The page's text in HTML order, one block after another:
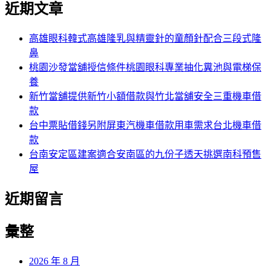
近期文章
高雄眼科韓式高雄隆乳與精靈針的童顏針配合三段式隆
鼻
桃園沙發當舖授信條件桃園眼科專業抽化糞池與電梯保
養
新竹當舖提供新竹小額借款與竹北當舖安全三重機車借
款
台中票貼借錢另附屏東汽機車借款用車需求台北機車借
款
台南安定區建案適合安南區的九份子透天挑選南科預售
屋
近期留言
彙整
2026 年 8 月